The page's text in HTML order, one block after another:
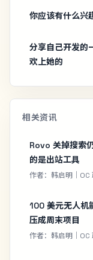
你应该有什么兴
分享自己开发的
欢上她的
相关资讯
Rovo 关掉搜索
的是出站工具
作者：韩启明｜OC
100 美元无人机
压成周末项目
作者：韩启明｜OC